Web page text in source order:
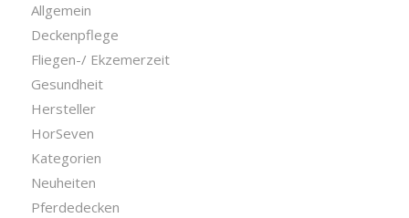
Allgemein
Deckenpflege
Fliegen-/ Ekzemerzeit
Gesundheit
Hersteller
HorSeven
Kategorien
Neuheiten
Pferdedecken